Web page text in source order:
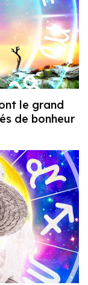
le grand
de bonheur